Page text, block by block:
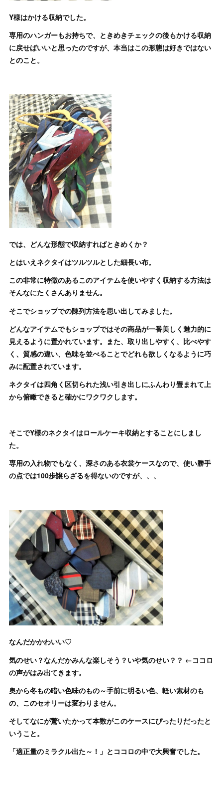
Y様はかける収納でした。
専用のハンガーもお持ちで、ときめきチェックの後もかける収納
に戻せばいいと思ったのですが、本当はこの形態は好きではない
とのこと。
では、どんな形態で収納すればときめくか？
とはいえネクタイはツルツルとした細長い布。
この非常に特徴のあるこのアイテムを使いやすく収納する方法は
そんなにたくさんありません。
そこでショップでの陳列方法を思い出してみました。
どんなアイテムでもショップではその商品が一番美しく魅力的に
見えるように置かれています。また、取り出しやすく、比べやす
く、質感の違い、色味を並べることでどれも欲しくなるように巧
みに配置されています。
ネクタイは四角く区切られた浅い引き出しにふんわり畳まれて上
から俯瞰できると確かにワクワクします。
そこでY様のネクタイはロールケーキ収納とすることにしまし
た。
専用の入れ物でもなく、深さのある衣裳ケースなので、使い勝手
の点では100歩譲らざるを得ないのですが、、、
なんだかかわいい♡
気のせい？なんだかみんな楽しそう？いや気のせい？？ ←ココロ
の声がはみ出てきます。
奥から冬もの暗い色味のもの～手前に明るい色、軽い素材のも
の、このセオリーは変わりません。
そしてなにが驚いたかって本数がこのケースにぴったりだったと
いうこと。
「適正量のミラクル出た～！」とココロの中で大興奮でした。